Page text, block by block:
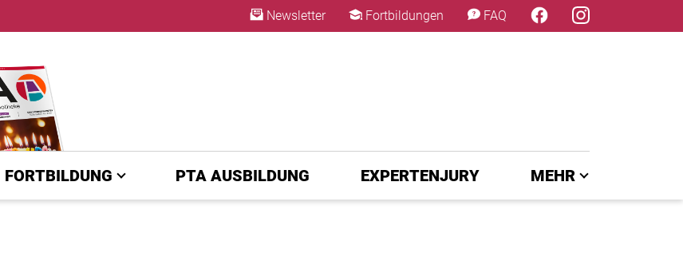
Newsletter Fortbildungen FAQ
FORTBILDUNG PTA AUSBILDUNG EXPERTENJURY MEHR
×